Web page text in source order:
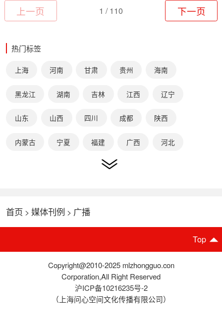
上一页 1 / 110 下一页
热门标签
上海 河南 甘肃 贵州 海南
黑龙江 湖南 吉林 江西 辽宁
山东 山西 四川 成都 陕西
内蒙古 宁夏 福建 广西 河北
云南 西安 国际
首页 > 媒体刊例 > 广播
Top
Copyright@2010-2025 mlzhongguo.con
Corporation,All Right Reserved
沪ICP备10216235号-2
（上海问心空间文化传播有限公司）